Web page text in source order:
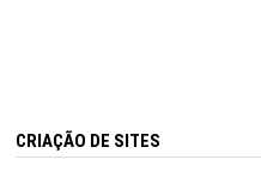
CRIAÇÃO DE SITES